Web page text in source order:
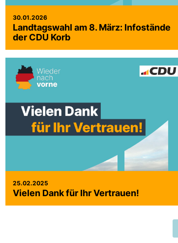
30.01.2026
Landtagswahl am 8. März: Infostände
der CDU Korb
25.02.2025
Vielen Dank für Ihr Vertrauen!